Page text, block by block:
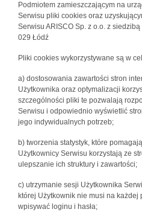
Podmiotem zamieszczającym na
Serwisu pliki cookies oraz
Serwisu ARISCO Sp. z o.o. z
029 Łódź
Pliki cookies wykorzystywane są w
a) dostosowania zawartości stron
Użytkownika oraz optymalizacji
szczególności pliki te pozwalają
Serwisu i odpowiednio wyświetlić
jego indywidualnych potrzeb;
b) tworzenia statystyk, które
Użytkownicy Serwisu korzystają ze
ulepszanie ich struktury i zawartości;
c) utrzymanie sesji Użytkownika
której Użytkownik nie musi na
wpisywać loginu i hasła;